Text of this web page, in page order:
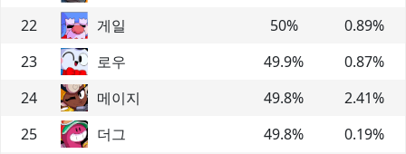
22
게일 50% 0.89%
23
로우 49.9% 0.87%
24
메이지 49.8% 2.41%
25
더그 49.8% 0.19%